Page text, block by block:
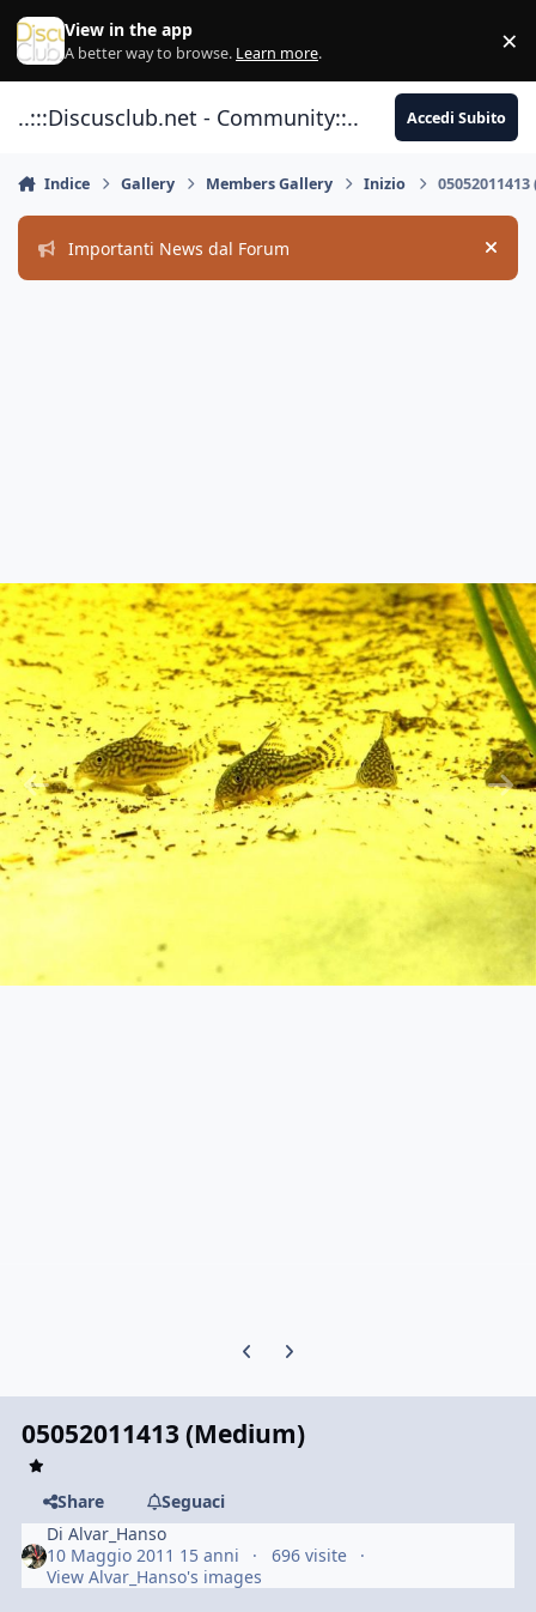
Vai al contenuto
View in the app
A better way to browse. Learn more. ×
..:::Discusclub.net - Community::.. Accedi Subito
Indice Gallery Members Gallery Inizio
Importanti News dal Forum Hide
Previous carousel slide
Next carousel slide
05052011413 (Medium)
Share
Seguaci
DiAlvar_Hanso
10 Maggio 2011 15 anni
696 visite
View Alvar_Hanso's images